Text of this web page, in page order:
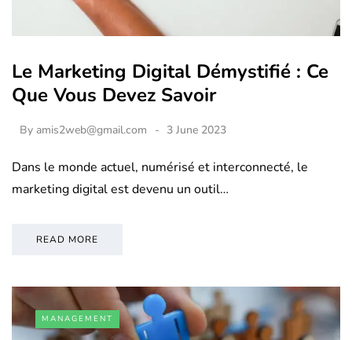
Le Marketing Digital Démystifié : Ce
Que Vous Devez Savoir
By amis2web@gmail.com 3 June 2023
Dans le monde actuel, numérisé et interconnecté, le
marketing digital est devenu un outil…
READ MORE
MANAGEMENT